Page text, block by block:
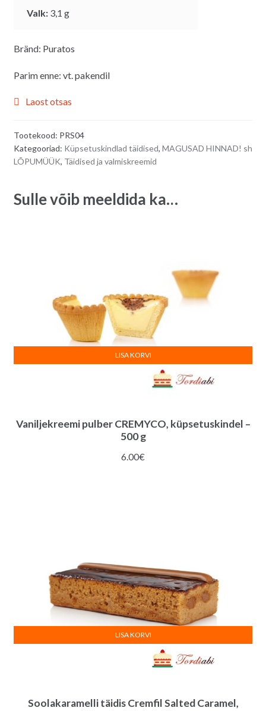
Valk: 3,1 g
Bränd: Puratos
Parim enne: vt. pakendil
Laost otsas
Tootekood: PRS04
Kategooriad: Küpsetuskindlad täidised, MAGUSAD HINNAD! sh
LÕPUMÜÜK, Täidised ja valmiskreemid
Sulle võib meeldida ka…
Vaniljekreemi pulber CREMYCO, küpsetuskindel –
500 g
6.00€
LISA KORVI
Soolakaramelli täidis Cremfil Salted Caramel,
LISA KORVI